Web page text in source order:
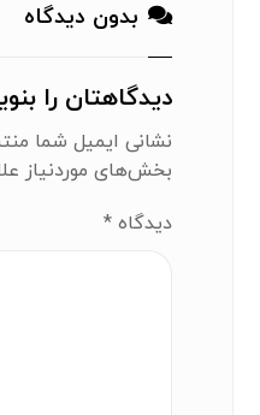
بدون دیدگاه
دیدگاهتان را
نشانی ایمیل شما
بخش‌های موردنیاز
دیدگاه*